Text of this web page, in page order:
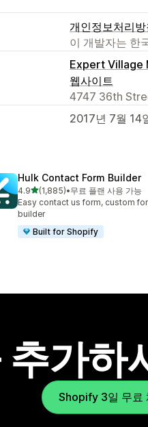
개인정보처리방
이 개발자는 한
Expert Village
웹사이트
4747 36th
2017년 7월 14
Hulk Contact Form Builder
4.9별 5개 중
(1,885)
총 리뷰 1885개
•무료 플랜 사용 가능
Easy contact us form, custom
builder
Built for Shopify
추가하
Shopify 3일 무료